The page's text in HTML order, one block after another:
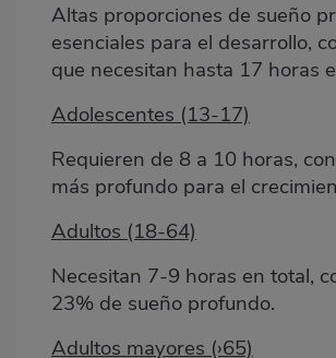
Altas proporciones de sueño
esenciales para el desarrollo,
que necesitan hasta 17 horas
Adolescentes (13-17)
Requieren de 8 a 10 horas,
más profundo para el
Adultos (18-64)
Necesitan 7-9 horas en total,
23% de sueño profundo.
Adultos mayores (›65)